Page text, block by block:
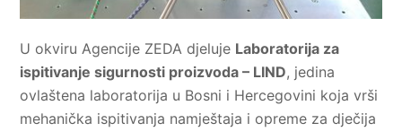
U okviru Agencije ZEDA djeluje Laboratorija za
ispitivanje sigurnosti proizvoda – LIND, jedina
ovlaštena laboratorija u Bosni i Hercegovini koja vrši
mehanička ispitivanja namještaja i opreme za dječija